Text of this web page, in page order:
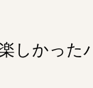
楽しかった